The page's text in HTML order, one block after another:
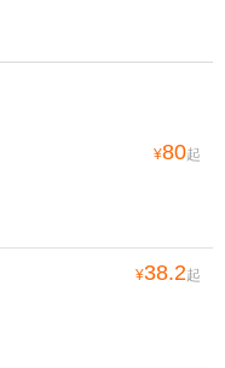
¥80起
¥38.2起